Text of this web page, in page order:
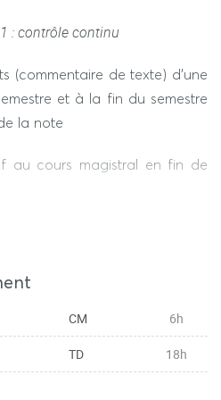
ability to organise their own
reading and analysis of
mainly press articles.
: contrôle continu
de texte) d’une
et à la fin du semestre
la note
magistral en fin de
1 :
de texte et QCM) de
CM 6h
TD 18h